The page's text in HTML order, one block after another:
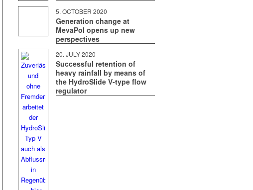
5. OCTO­BER 2020
Generation change at
MevaPol opens up new
perspectives
20. JULY 2020
Successful retention of
heavy rainfall by means of
the HydroSlide V‑type flow
regulator